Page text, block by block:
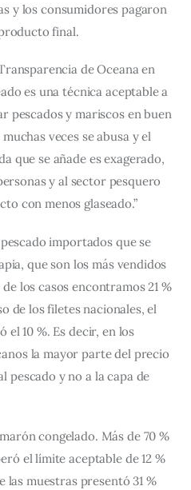
y los consumidores pagaron
final.
de Oceana en
es una técnica aceptable a
pescados y mariscos en buen
veces se abusa y el
que se añade es exagerado,
y al sector pesquero
con menos glaseado.”
importados que se
que son los más vendidos
los casos encontramos 21 %
de los filetes nacionales, el
el 10 %. Es decir, en los
la mayor parte del precio
pescado y no a la capa de
congelado. Más de 70 %
el límite aceptable de 12 %
las muestras presentó 31 %